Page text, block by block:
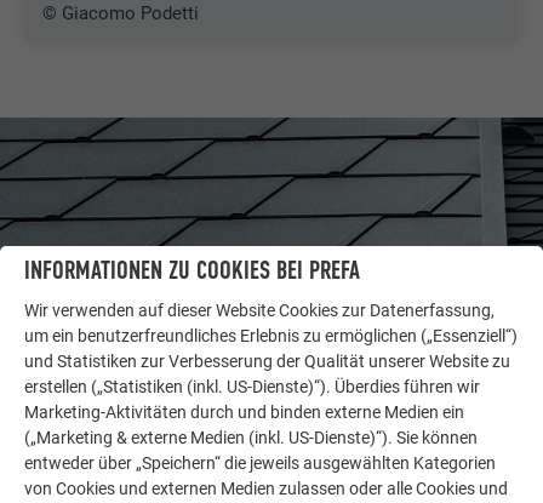
© Giacomo Podetti
LASSEN SIE SICH INSPIRIEREN
WEITERE OBJEKTE
INFORMATIONEN ZU COOKIES BEI PREFA
Wir verwenden auf dieser Website Cookies zur Datenerfassung,
um ein benutzerfreundliches Erlebnis zu ermöglichen („Essenziell“)
und Statistiken zur Verbesserung der Qualität unserer Website zu
erstellen („Statistiken (inkl. US-Dienste)“). Überdies führen wir
Marketing-Aktivitäten durch und binden externe Medien ein
(„Marketing & externe Medien (inkl. US-Dienste)“). Sie können
entweder über „Speichern“ die jeweils ausgewählten Kategorien
von Cookies und externen Medien zulassen oder alle Cookies und